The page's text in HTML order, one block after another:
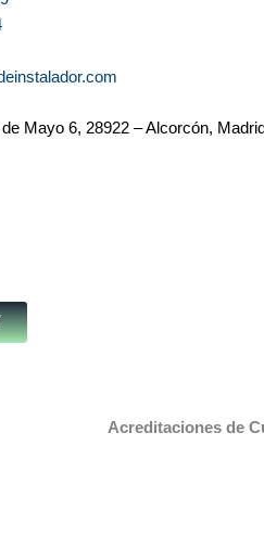
Mayo 6, 28922 – Alcorcón,
Acreditaciones de